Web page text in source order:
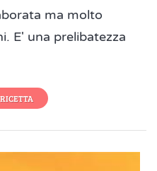
ma molto
E' una prelibatezza